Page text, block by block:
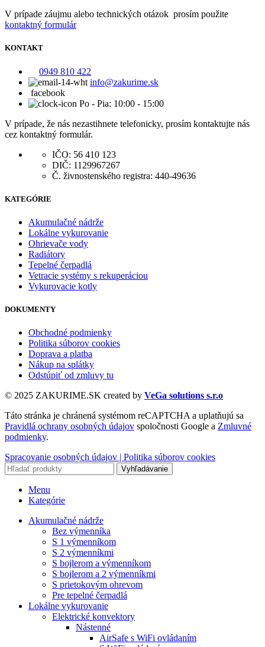
V prípade záujmu alebo technických otázok prosím použite
kontaktný formulár
KONTAKT
0949 810 422
info@zakurime.sk
facebook
Po - Pia: 10:00 - 15:00
V prípade, že nás nezastihnete telefonicky, prosím kontaktujte nás
cez kontaktný formulár.
IČO: 56 410 123
DIČ: 1129967267
Č. živnostenského registra: 440-49636
KATEGÓRIE
Akumulačné nádrže
Lokálne vykurovanie
Ohrievače vody
Radiátory
Tepelné čerpadlá
Vetracie systémy s rekuperáciou
Vykurovacie kotly
DOKUMENTY
Obchodné podmienky
Politika súborov cookies
Doprava a platba
Nákup na splátky
Odstúpiť od zmluvy tu
© 2025 ZAKURIME.SK created by VeGa solutions s.r.o
Táto stránka je chránená systémom reCAPTCHA a uplatňujú sa
Pravidlá ochrany osobných údajov spoločnosti Google a Zmluvné
podmienky.
Spracovanie osobných údajov | Politika súborov cookies
Vyhľadávanie
Menu
Kategórie
Akumulačné nádrže
Bez výmenníka
S 1 výmenníkom
S 2 výmenníkmi
S bojlerom a výmenníkom
S bojlerom a 2 výmenníkmi
S prietokovým ohrevom
Pre tepelné čerpadlá
Lokálne vykurovanie
Elektrické konvektory
Nástenné
AirSafe s WiFi ovládaním